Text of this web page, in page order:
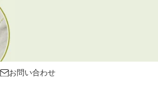
お問い合わせ